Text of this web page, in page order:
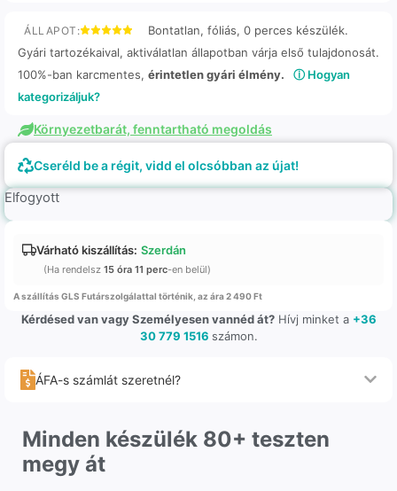
ÁLLAPOT:
Bontatlan, fóliás, 0 perces készülék.
Gyári tartozékaival, aktiválatlan állapotban várja első tulajdonosát.
100%-ban karcmentes, érintetlen gyári élmény.
ⓘ Hogyan
kategorizáljuk?
Környezetbarát, fenntartható megoldás
Cseréld be a régit, vidd el olcsóbban az újat!
Elfogyott
Várható kiszállítás: Szerdán
(Ha rendelsz 15 óra 11 perc-en belül)
A szállítás GLS Futárszolgálattal történik, az ára 2 490 Ft
Kérdésed van vagy Személyesen vannéd át?Hívj minket a +36
30 779 1516 számon.
ÁFA-s számlát szeretnél?
Minden készülék 80+ teszten
megy át